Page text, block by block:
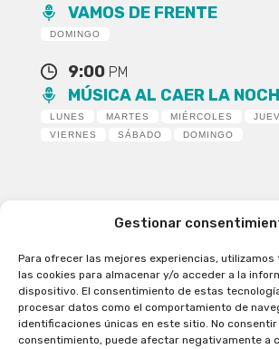
Gestionar
Para ofrecer las mejores experiencias, utilizamos
las cookies para almacenar y/o acceder a la
dispositivo. El consentimiento de estas
procesar datos como el comportamiento de
identificaciones únicas en este sitio. No
consentimiento, puede afectar negativamente a
VAMOS DE FRENTE
DOMINGO
9:00 PM
MÚSICA AL CAER LA
LUNES MARTES MIÉRCOLES
VIERNES
SÁBADO DOMINGO
Patagual Radio Digital 2026 - Todos los
reservados
la Radio de Verdad
Cobertura